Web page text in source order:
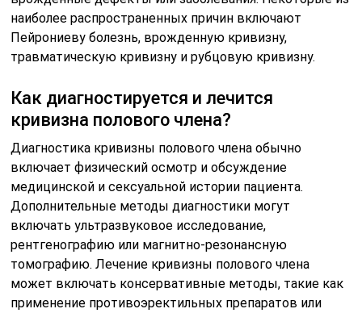
наиболее распространенных причин включают
Пейрониеву болезнь, врожденную кривизну,
травматическую кривизну и рубцовую кривизну.
Как диагностируется и лечится
кривизна полового члена?
Диагностика кривизны полового члена обычно
включает физический осмотр и обсуждение
медицинской и сексуальной истории пациента.
Дополнительные методы диагностики могут
включать ультразвуковое исследование,
рентгенографию или магнитно-резонансную
томографию. Лечение кривизны полового члена
может включать консервативные методы, такие как
применение противоэректильных препаратов или